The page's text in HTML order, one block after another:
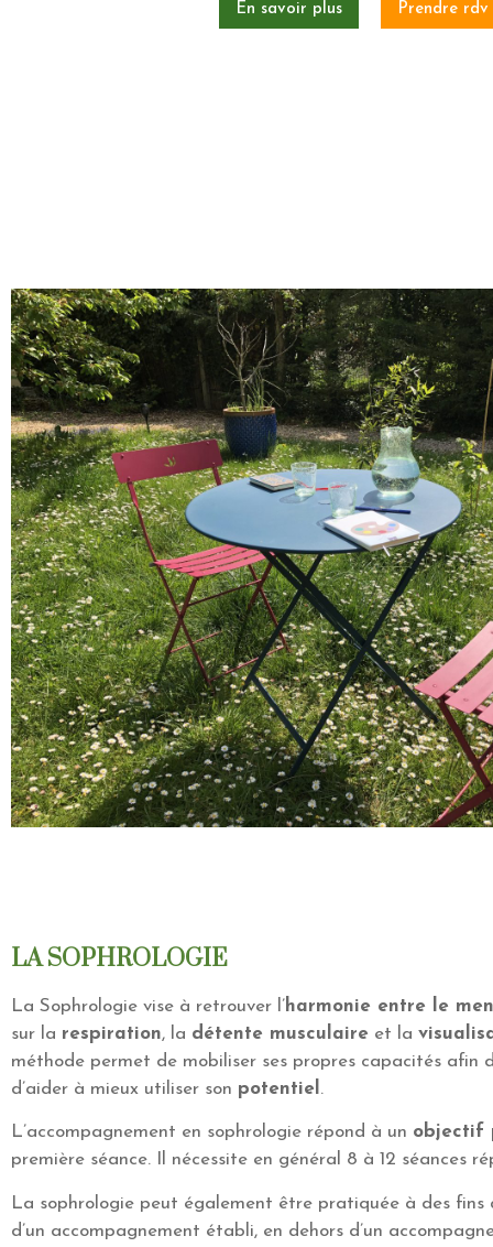
En savoir plus Prendre rdv
LA SOPHROLOGIE
La Sophrologie vise à retrouver l’harmonie entre le
sur la respiration, la détente musculaire et la
méthode permet de mobiliser ses propres capacités afin
d’aider à mieux utiliser son potentiel .
L’accompagnement en sophrologie répond à un objectif
première séance. Il nécessite en général 8 à 12 séances
La sophrologie peut également être pratiquée à des fins
d’un accompagnement établi, en dehors d’un